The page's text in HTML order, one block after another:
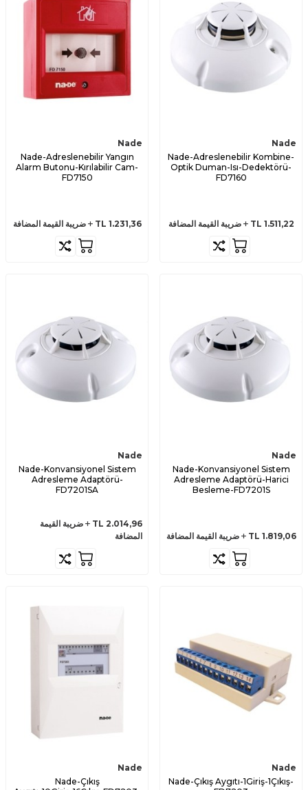
Nade
Nade-Adreslenebilir Kombine-
Optik Duman-Isı-Dedektörü-
FD7160
1.511,22 ضريبة القيمة المضافة
Nade
Nade-Adreslenebilir Yangın
Alarm Butonu-Kırılabilir Cam-
FD7150
1.231,36 ضريبة القيمة المضافة
Nade
Nade-Konvansiyonel Sistem
Adresleme Adaptörü-Harici
Besleme-FD7201S
1.819,06 ضريبة القيمة المضافة
Nade
Nade-Konvansiyonel Sistem
Adresleme Adaptörü-
FD7201SA
2.014,96
ضريبة القيمة
المضافة
Nade
Nade-Çıkış Aygıtı-1Giriş-1Çıkış-
Nade
Nade-Çıkış